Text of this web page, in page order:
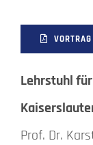
VORTRAG
Lehrstuhl
Prof. Dr.